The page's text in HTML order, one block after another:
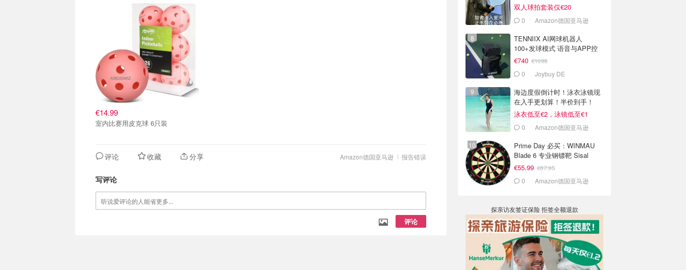
€14.99
室内比赛用皮克球 6只装
报告错误
Amazon德国亚马逊
评论 收藏 分享
写评论
评论
双人球拍套装仅€20
0 Amazon德国亚马逊
TENNIIX AI网球机器人
100+发球模式 语音与APP控
制
€740 €1099
0 Joybuy DE
海边度假倒计时！泳衣泳镜现
在入手更划算！半价到手！
泳衣低至€2，泳镜低至€1
0 Amazon德国亚马逊
Prime Day 必买：WINMAU
Blade 6 专业钢镖靶 Sisal
€55.99 €87.95
0 Amazon德国亚马逊
探亲访友签证保险 拒签全额退款